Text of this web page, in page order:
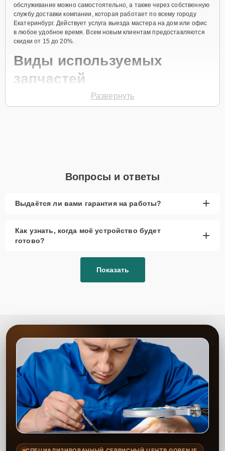
обслуживание можно самостоятельно, а также через собственную
службу доставки компании, которая работает по всему городу
Екатеринбург. Действует услуга выезда мастера на дом или офис
в любое удобное время. Всем новым клиентам предоставляются
скидки от 15 до 20%.
Виды используемых
запчастей
Для ремонта посудомоечной машины модели GDV654X
активное использование устройства дольше
запчастей.
рассмотреть вариант с использованием
качественного аналога брендовой детали.
высококачественные запчасти, будь это 100% оригинал, или
надежные аналоги проверенных и зарекомендовавших себя
Позвонить по телефону горячей линии или
запросить обратный звонок через Форму заявки
для быстрого уточнения деталей.
Привезти устройство в ближайший центр или
передать аппарат курьеру службы доставки,
дождаться результатов диагностики и принять
решение.
Дождаться оповещения о готовности и забрать
устройство самостоятельно или воспользоваться
курьерской доставкой.
Развернуть
Вопросы и ответы
Выдаётся ли вами гарантия на работы? +
Как узнать, когда моё устройство будет
готово?
+
Показать